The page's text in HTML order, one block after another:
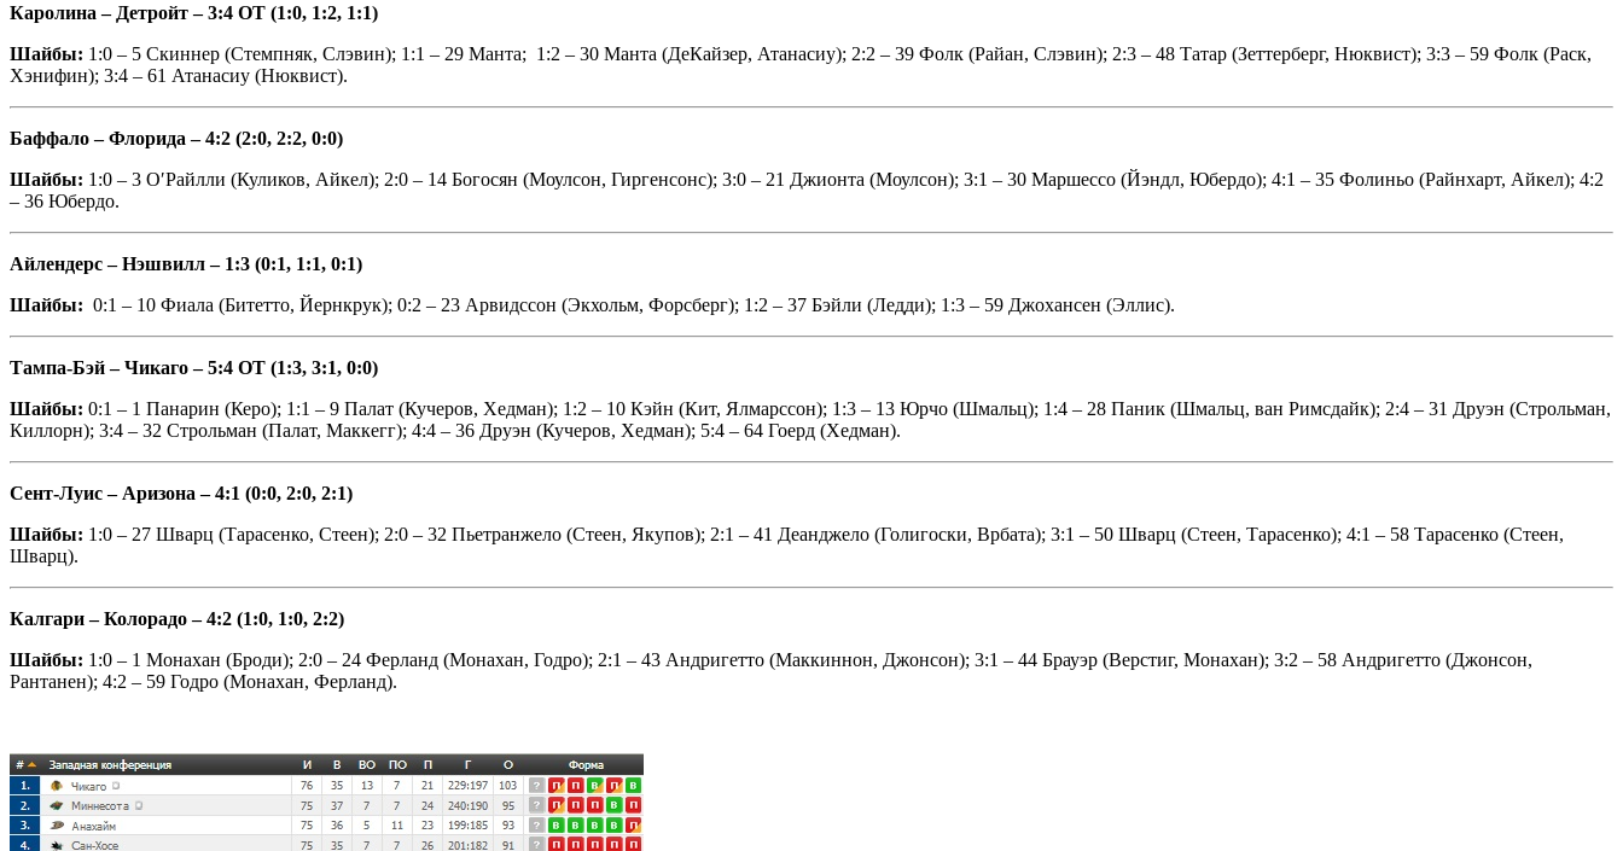
Каролина – Детройт – 3:4 ОТ (1:0, 1:2, 1:1)
Шайбы: 1:0 – 5 Скиннер (Стемпняк, Слэвин); 1:1 – 29 Манта; 1:2 – 30 Манта (ДеКайзер, Атанасиу); 2:2 – 39 Фолк (Райан, Слэвин); 2:3 – 48 Татар (Зеттерберг, Нюквист); 3:3 – 59 Фолк (Раск,
Хэнифин); 3:4 – 61 Атанасиу (Нюквист).
Баффало – Флорида – 4:2 (2:0, 2:2, 0:0)
Шайбы: 1:0 – 3 О′Райлли (Куликов, Айкел); 2:0 – 14 Богосян (Моулсон, Гиргенсонс); 3:0 – 21 Джионта (Моулсон); 3:1 – 30 Маршессо (Йэндл, Юбердо); 4:1 – 35 Фолиньо (Райнхарт, Айкел); 4:2
– 36 Юбердо.
Айлендерс – Нэшвилл – 1:3 (0:1, 1:1, 0:1)
Шайбы: 0:1 – 10 Фиала (Битетто, Йернкрук); 0:2 – 23 Арвидссон (Экхольм, Форсберг); 1:2 – 37 Бэйли (Ледди); 1:3 – 59 Джохансен (Эллис).
Тампа-Бэй – Чикаго – 5:4 ОТ (1:3, 3:1, 0:0)
Шайбы: 0:1 – 1 Панарин (Керо); 1:1 – 9 Палат (Кучеров, Хедман); 1:2 – 10 Кэйн (Кит, Ялмарссон); 1:3 – 13 Юрчо (Шмальц); 1:4 – 28 Паник (Шмальц, ван Римсдайк); 2:4 – 31 Друэн (Строльман,
Киллорн); 3:4 – 32 Строльман (Палат, Маккегг); 4:4 – 36 Друэн (Кучеров, Хедман); 5:4 – 64 Гоерд (Хедман).
Сент-Луис – Аризона – 4:1 (0:0, 2:0, 2:1)
Шайбы: 1:0 – 27 Шварц (Тарасенко, Стеен); 2:0 – 32 Пьетранжело (Стеен, Якупов); 2:1 – 41 Деанджело (Голигоски, Врбата); 3:1 – 50 Шварц (Стеен, Тарасенко); 4:1 – 58 Тарасенко (Стеен,
Шварц).
Калгари – Колорадо – 4:2 (1:0, 1:0, 2:2)
Шайбы: 1:0 – 1 Монахан (Броди); 2:0 – 24 Ферланд (Монахан, Годро); 2:1 – 43 Андригетто (Маккиннон, Джонсон); 3:1 – 44 Брауэр (Верстиг, Монахан); 3:2 – 58 Андригетто (Джонсон,
Рантанен); 4:2 – 59 Годро (Монахан, Ферланд).